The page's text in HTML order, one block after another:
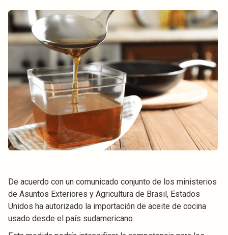
De acuerdo con un comunicado conjunto de los ministerios
de Asuntos Exteriores y Agricultura de Brasil, Estados
Unidos ha autorizado la importación de aceite de cocina
usado desde el país sudamericano.